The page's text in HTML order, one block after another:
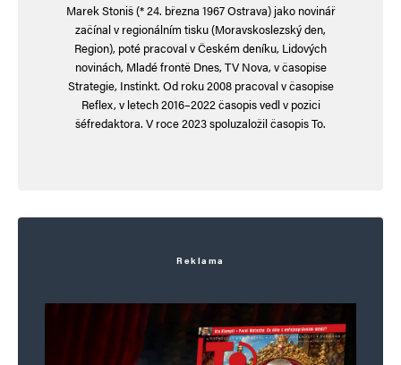
Marek Stoniš (* 24. března 1967 Ostrava) jako novinář
začínal v regionálním tisku (Moravskoslezský den,
Region), poté pracoval v Českém deníku, Lidových
novinách, Mladé frontě Dnes, TV Nova, v časopise
Strategie, Instinkt. Od roku 2008 pracoval v časopise
Reflex, v letech 2016–2022 časopis vedl v pozici
šéfredaktora. V roce 2023 spoluzaložil časopis To.
Reklama